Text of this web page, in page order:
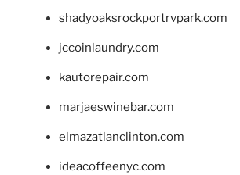
shadyoaksrockportrvpark.com
jccoinlaundry.com
kautorepair.com
marjaeswinebar.com
elmazatlanclinton.com
ideacoffeenyc.com